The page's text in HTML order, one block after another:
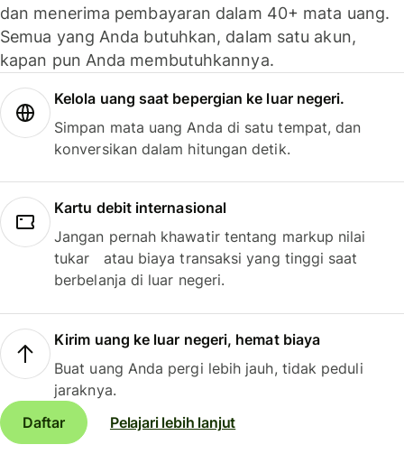
dan menerima pembayaran dalam 40+ mata uang.
Semua yang Anda butuhkan, dalam satu akun,
kapan pun Anda membutuhkannya.
Kelola uang saat bepergian ke luar negeri.
Simpan mata uang Anda di satu tempat, dan
konversikan dalam hitungan detik.
Kartu debit internasional
Jangan pernah khawatir tentang markup nilai
tukar atau biaya transaksi yang tinggi saat
berbelanja di luar negeri.
Kirim uang ke luar negeri, hemat biaya
Buat uang Anda pergi lebih jauh, tidak peduli
jaraknya.
Daftar
Pelajari lebih lanjut